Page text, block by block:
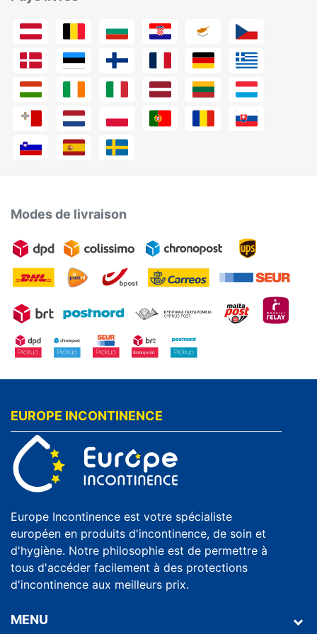
Modes de livraison
EUROPE INCONTINENCE
Europe Incontinence est votre spécialiste
européen en produits d'incontinence, de soin et
d'hygiène. Notre philosophie est de permettre à
tous d'accéder facilement à des protections
d'incontinence aux meilleurs prix.
MENU